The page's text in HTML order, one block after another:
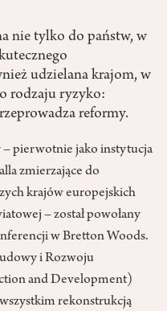
nie tylko do państw, w
udzielana krajom, w
rodzaju ryzyko:
reformy.
– pierwotnie jako instytucja
zmierzające do
krajów europejskich
– został powołany
w Bretton Woods.
i Rozwoju
and Development)
rekonstrukcją